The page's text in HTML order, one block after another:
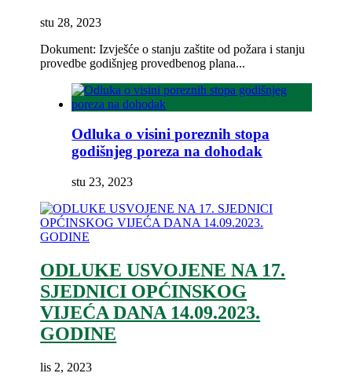
stu 28, 2023
Dokument: Izvješće o stanju zaštite od požara i stanju
provedbe godišnjeg provedbenog plana...
Odluka o visini poreznih stopa
godišnjeg poreza na dohodak
stu 23, 2023
ODLUKE USVOJENE NA 17.
SJEDNICI OPĆINSKOG
VIJEĆA DANA 14.09.2023.
GODINE
lis 2, 2023